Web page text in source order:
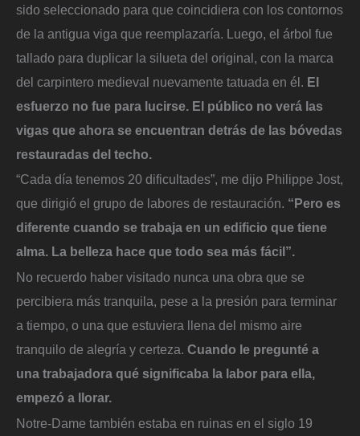
sido seleccionado para que coincidiera con los contornos
de la antigua viga que reemplazaría. Luego, el árbol fue
tallado para duplicar la silueta del original, con la marca
del carpintero medieval nuevamente tatuada en él. El
esfuerzo no fue para lucirse. El público no verá las
vigas que ahora se encuentran detrás de las bóvedas
restauradas del techo.
“Cada día tenemos 20 dificultades”, me dijo Philippe Jost,
que dirigió el grupo de labores de restauración. “Pero es
diferente cuando se trabaja en un edificio que tiene
alma. La belleza hace que todo sea más fácil”.
No recuerdo haber visitado nunca una obra que se
percibiera más tranquila, pese a la presión para terminar
a tiempo, o una que estuviera llena del mismo aire
tranquilo de alegría y certeza. Cuando le pregunté a
una trabajadora qué significaba la labor para ella,
empezó a llorar.
Notre-Dame también estaba en ruinas en el siglo 19